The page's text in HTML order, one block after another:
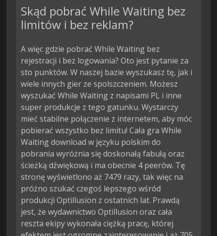
Skąd pobrać While Waiting bez
limitów i bez reklam?
A więc gdzie pobrać While Waiting bez
rejestracji i bez logowania? Oto jest pytanie za
sto punktów. W naszej bazie wyszukasz tę, jak i
wiele innych gier ze spolszczeniem. Możesz
wyszukać While Waiting z napisami PL i inne
super produkcje z tego gatunku. Wystarczy
mieć stabilne połączenie z internetem, aby móc
pobierać wszystko bez limitu! Cała gra While
Waiting download w języku polskim do
pobrania wyróżnia się doskonałą fabułą oraz
ścieżką dźwiękową i ma obecnie 4 peerów. Tę
stronę wyświetlono aż 7479 razy, tak więc na
próżno szukać czegoś lepszego wśród
produkcji Optillusion z ostatnich lat. Prawdą
jest, że wydawnictwo Optillusion oraz cała
reszta ekipy wykonała ciężką pracę, której